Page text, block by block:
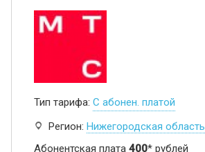
Тип тарифа: С абонен. платой
Регион: Нижегородская область
Абонентская плата 400* рублей